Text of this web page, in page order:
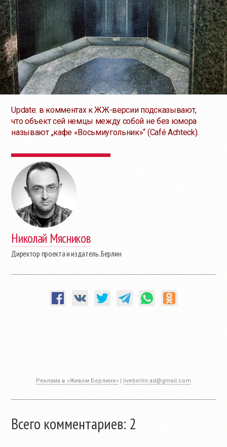
Update: в комментах кЖЖ-версииподсказывают,
что объект сей немцы между собой не без юмора
называют „кафе «Восьмиугольник»“ (Café Achteck).
Николай Мясников
Директор проекта и издатель. Берлин
Реклама в «Живом Берлине» liveberlin.ad@gmail.com
Всего комментариев: 2